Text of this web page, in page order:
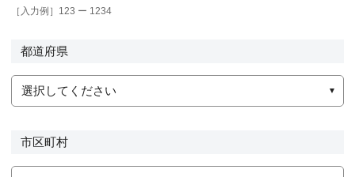
［入力例］123 ー 1234
都道府県
選択してください
市区町村